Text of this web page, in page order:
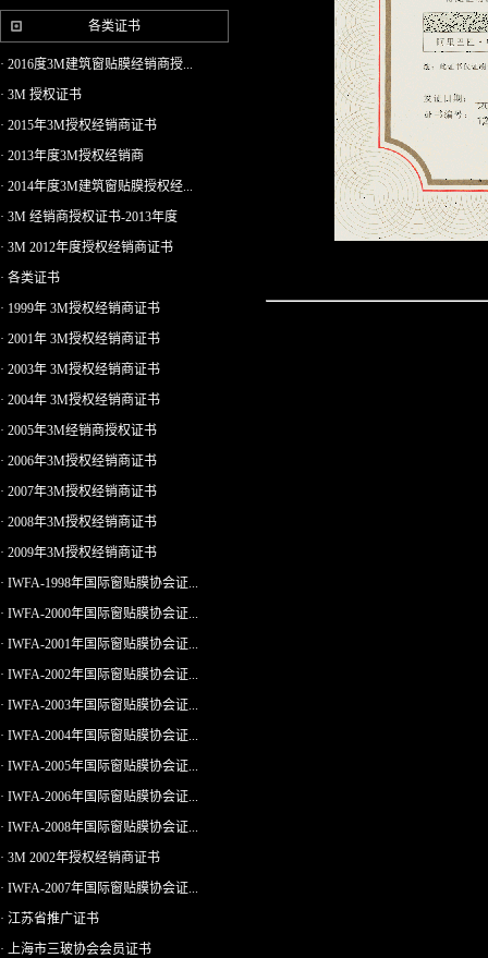
各类证书
· 2016度3M建筑窗贴膜经销商授...
· 3M 授权证书
· 2015年3M授权经销商证书
· 2013年度3M授权经销商
· 2014年度3M建筑窗贴膜授权经...
· 3M 经销商授权证书-2013年度
· 3M 2012年度授权经销商证书
· 各类证书
· 1999年 3M授权经销商证书
· 2001年 3M授权经销商证书
· 2003年 3M授权经销商证书
· 2004年 3M授权经销商证书
· 2005年3M经销商授权证书
· 2006年3M授权经销商证书
· 2007年3M授权经销商证书
· 2008年3M授权经销商证书
· 2009年3M授权经销商证书
· IWFA-1998年国际窗贴膜协会证...
· IWFA-2000年国际窗贴膜协会证...
· IWFA-2001年国际窗贴膜协会证...
· IWFA-2002年国际窗贴膜协会证...
· IWFA-2003年国际窗贴膜协会证...
· IWFA-2004年国际窗贴膜协会证...
· IWFA-2005年国际窗贴膜协会证...
· IWFA-2006年国际窗贴膜协会证...
· IWFA-2008年国际窗贴膜协会证...
· 3M 2002年授权经销商证书
· IWFA-2007年国际窗贴膜协会证...
· 江苏省推广证书
· 上海市三玻协会会员证书